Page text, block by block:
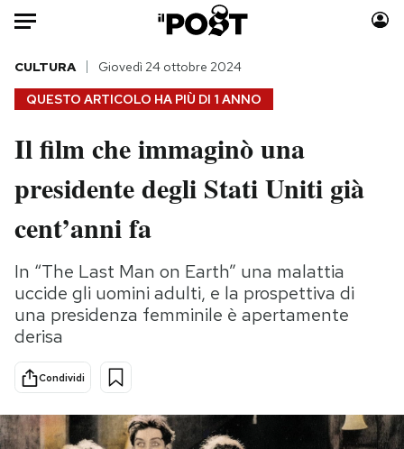
Auto
HOME
Italia
Politica
Tecnologia
Scienza
Cultura
Economia
Sport
Moda
Consumismi
Media
Europa
PODCAST
QUESTO ARTICOLO HA PIÙ DI 1 ANNO
CULTURA Giovedì 24 ottobre 2024
Il film che immaginò una
presidente degli Stati Uniti già
cent’anni fa
In “The Last Man on Earth” una malattia
uccide gli uomini adulti, e la prospettiva di
una presidenza femminile è apertamente
derisa
Condividi